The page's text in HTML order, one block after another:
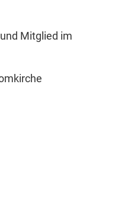
Mitglied im